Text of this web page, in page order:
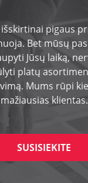
pigaus
Bet mūsų
Jūsų laiką,
platų
Mums rūpi
mažiausias klientas.
SUSISIEKITE